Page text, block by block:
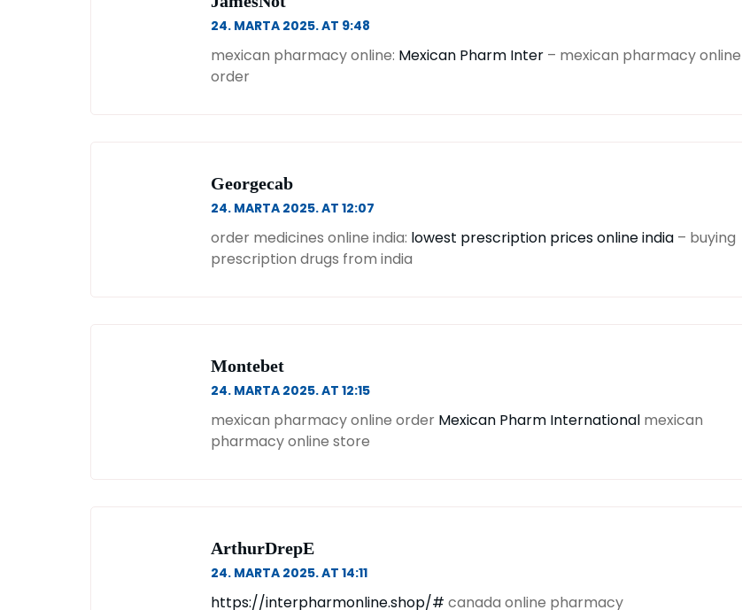
24. MARTA 2025. AT 9:48
mexican pharmacy online: Mexican Pharm Inter – mexican pharmacy online
order
Georgecab
24. MARTA 2025. AT 12:07
order medicines online india: lowest prescription prices online india – buying
prescription drugs from india
Montebet
24. MARTA 2025. AT 12:15
mexican pharmacy online order Mexican Pharm International mexican
pharmacy online store
ArthurDrepE
24. MARTA 2025. AT 14:11
https://interpharmonline.shop/# canada online pharmacy